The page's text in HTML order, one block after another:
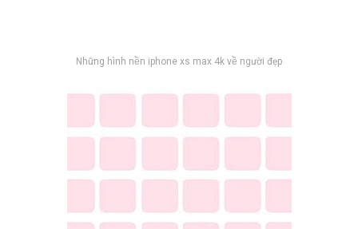
Những hình nền iphone xs max 4k về người đẹp